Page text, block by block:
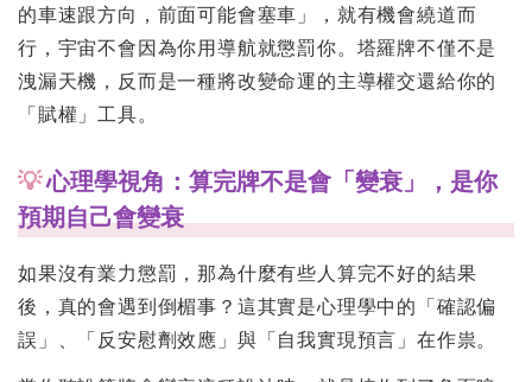
的車速跟方向，前面可能會塞車」，就有機會繞道而
行，宇宙不會因為你用導航就懲罰你。塔羅牌不僅不是
洩漏天機，反而是一種將改變命運的主導權交還給你的
「賦權」工具。
💡心理學視角：算完牌不是會「變衰」，是你
預期自己會變衰
如果沒有業力懲罰，那為什麼有些人算完不好的結果
後，真的會遇到倒楣事？這其實是心理學中的「確認偏
誤」、「反安慰劑效應」與「自我實現預言」在作祟。